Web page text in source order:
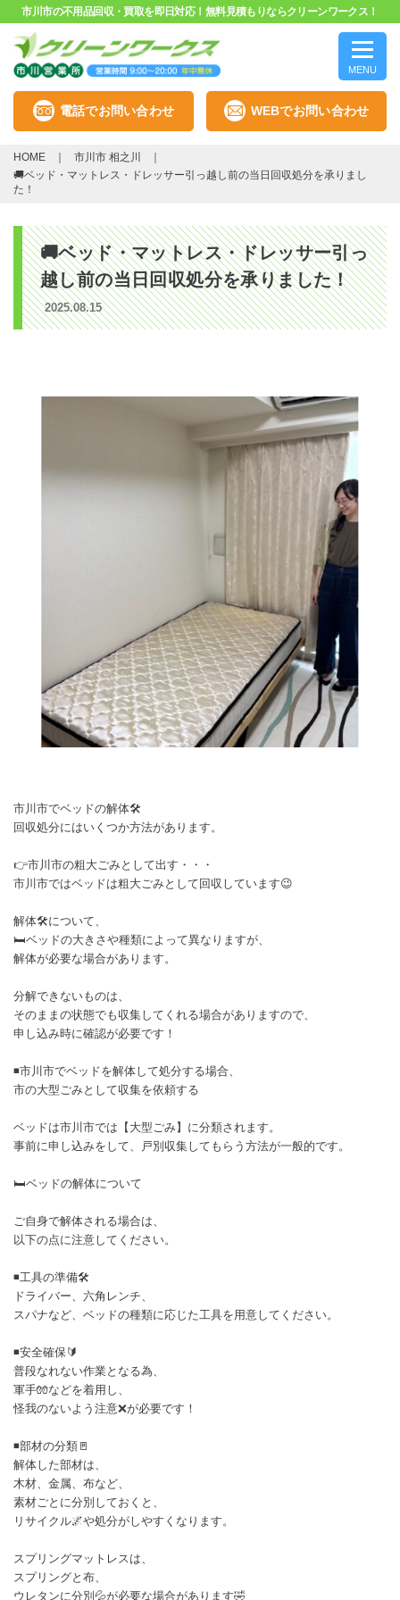
市川市の不用品回収・買取を即日対応！無料見積もりならクリーンワークス！
MENU
電話でお問い合わせ WEBでお問い合わせ
HOME
市川市 相之川
🚚ベッド・マットレス・ドレッサー引っ越し前の当日回収処分を承りまし
た！
🚚ベッド・マットレス・ドレッサー引っ
越し前の当日回収処分を承りました！
2025.08.15
市川市でベッドの解体🛠️
回収処分にはいくつか方法があります。
👉市川市の粗大ごみとして出す・・・
市川市ではベッドは粗大ごみとして回収しています😉
解体🛠️について、
🛏️ベッドの大きさや種類によって異なりますが、
解体が必要な場合があります。
分解できないものは、
そのままの状態でも収集してくれる場合がありますので、
申し込み時に確認が必要です！
◾市川市でベッドを解体して処分する場合、
市の大型ごみとして収集を依頼する
ベッドは市川市では【大型ごみ】に分類されます。
事前に申し込みをして、戸別収集してもらう方法が一般的です。
🛏️ベッドの解体について
ご自身で解体される場合は、
以下の点に注意してください。
◾工具の準備🛠
ドライバー、六角レンチ、
スパナなど、ベッドの種類に応じた工具を用意してください。
◾安全確保🔰
普段なれない作業となる為、
軍手🧤などを着用し、
怪我のないよう注意❌が必要です！
◾部材の分類🚪
解体した部材は、
木材、金属、布など、
素材ごとに分別しておくと、
リサイクル🌌や処分がしやすくなります。
スプリングマットレスは、
スプリングと布、
ウレタンに分別💦が必要な場合があります🤣